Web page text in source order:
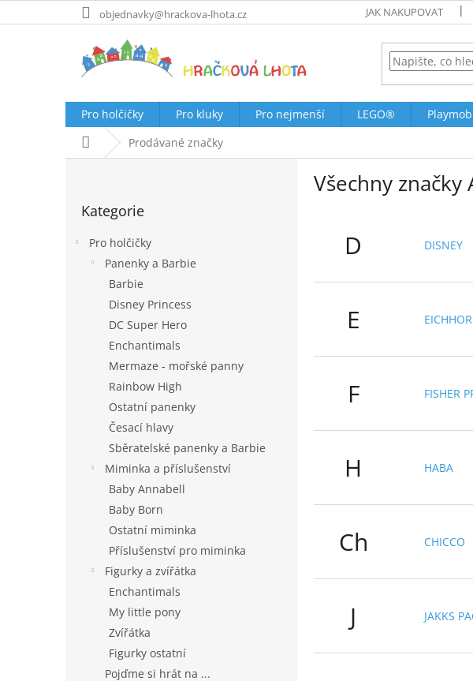
na
objednavky@hrackova-lhota.cz JAK NAKUPOVAT
Pro holčičky Pro kluky Pro nejmenší LEGO®
Domů Prodávané značky
kategorie
Kategorie
Pro holčičky
Panenky a Barbie
Barbie
Disney Princess
DC Super Hero
Enchantimals
Mermaze - mořské panny
Rainbow High
Ostatní panenky
Česací hlavy
Sběratelské panenky a Barbie
Miminka a příslušenství
Baby Annabell
Baby Born
Ostatní miminka
Příslušenství pro miminka
Figurky a zvířátka
Enchantimals
My little pony
Zvířátka
Figurky ostatní
Pojďme si hrát na ...
Všechny značky
D DISNEY
E
F FISHER
H HABA
Ch CHICCO
J JAKKS